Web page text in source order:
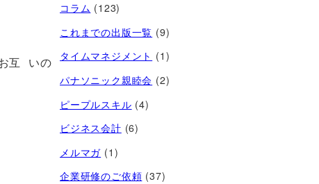
互 いの
コラム (123)
これまでの出版一覧 (9)
タイムマネジメント (1)
パナソニック親睦会 (2)
ピープルスキル (4)
ビジネス会計 (6)
メルマガ (1)
企業研修のご依頼 (37)